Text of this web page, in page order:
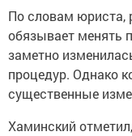
По словам юриста,
обязывает менять
заметно
процедур. Однако
существенные
Хаминский